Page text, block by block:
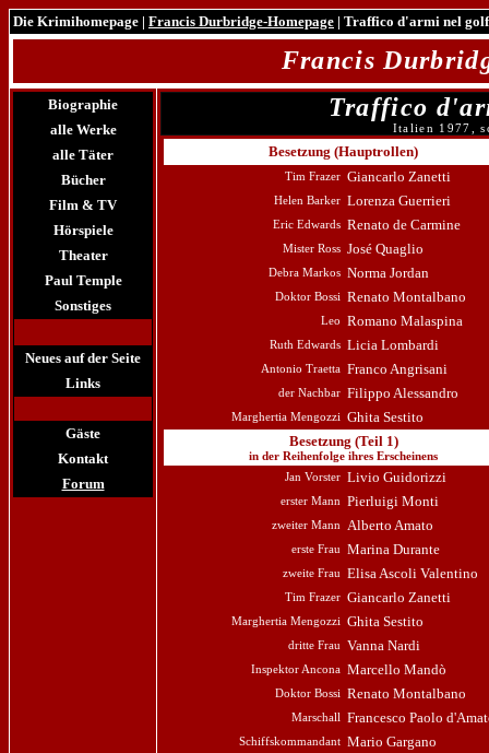
Die Krimihomepage | Francis Durbridge-Homepage | Traffico d'armi nel
Francis
Biographie
alle Werke
alle Täter
Bücher
Film & TV
Hörspiele
Theater
Paul Temple
Sonstiges
Neues auf der Seite
Links
Gäste
Kontakt
Forum
Traffico
Italien 1977,
Besetzung (Hauptrollen)
Tim Frazer Giancarlo Zanetti
Helen Barker Lorenza Guerrieri
Eric Edwards Renato de Carmine
Mister Ross José Quaglio
Debra Markos Norma Jordan
Doktor Bossi Renato Montalbano
Leo Romano Malaspina
Ruth Edwards Licia Lombardi
Antonio Traetta Franco Angrisani
der Nachbar Filippo Alessandro
Marghertia Mengozzi
Ghita Sestito
Besetzung (Teil 1)
in der Reihenfolge ihres Erscheinens
Jan Vorster Livio Guidorizzi
erster Mann Pierluigi Monti
zweiter Mann Alberto Amato
erste Frau Marina Durante
zweite Frau Elisa Ascoli Valentino
Tim Frazer Giancarlo Zanetti
Marghertia Mengozzi Ghita Sestito
dritte Frau Vanna Nardi
Inspektor Ancona Marcello Mandò
Doktor Bossi Renato Montalbano
Marschall Francesco Paolo
Schiffskommandant Mario Gargano